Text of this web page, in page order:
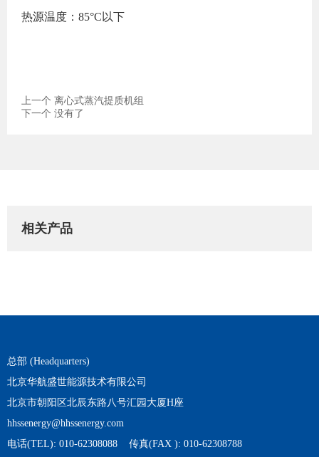
热源温度：85°C以下
上一个 离心式蒸汽提质机组
下一个 没有了
相关产品
总部 (Headquarters)
北京华航盛世能源技术有限公司
北京市朝阳区北辰东路八号汇园大厦H座
hhssenergy@hhssenergy.com
电话(TEL): 010-62308088 传真(FAX ): 010-62308788